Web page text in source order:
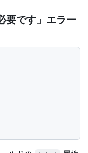
要です」エラー